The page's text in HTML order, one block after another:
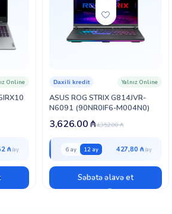
nəticələrinin ortalamasına əsaslanan təxmini
FSR olmadan). Real nəticə sistem konfiqurasiyası,
asılı olaraq dəyişə bilər. Noutbuk qrafik kartlarının
fərqlənir.
Online
₼
ASUS ROG STRIX G814JVR-
N6091 (90NR0IF6-M004N0)
Daxili kredit Yalnız Online
4,352.00₼
3,626.00₼
6 ay 12 ay 427,80 ₼
Səbətə əlavə et